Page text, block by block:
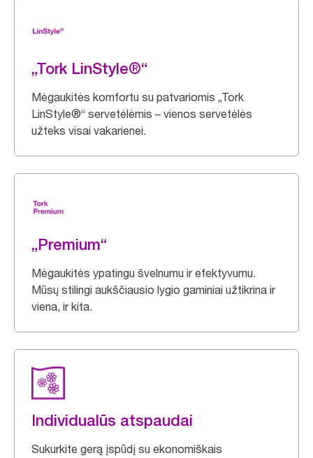
„Tork LinStyle®“
Mėgaukitės komfortu su patvariomis „Tork
LinStyle®“ servetėlėmis – vienos servetėlės
užteks visai vakarienei.
„Premium“
Mėgaukitės ypatingu švelnumu ir efektyvumu.
Mūsų stilingi aukščiausio lygio gaminiai užtikrina ir
viena, ir kita.
Individualūs atspaudai
Sukurkite gerą įspūdį su ekonomiškais